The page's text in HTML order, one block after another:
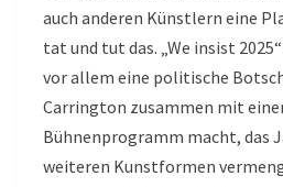
auch anderen Künstlern eine
tat und tut das. „We insist
vor allem eine politische
Carrington zusammen mit
Bühnenprogramm macht, das
weiteren Kunstformen